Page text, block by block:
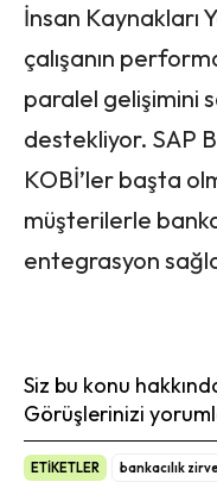
İnsan Kaynakları
çalışanın
paralel gelişimini
destekliyor. SAP
KOBİ’ler başta
müşterilerle
entegrasyon
Siz bu konu
Görüşlerinizi
ETİKETLER bankacılık